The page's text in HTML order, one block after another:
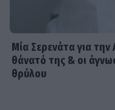
Μία Σερενάτα για
θάνατό της & οι
θρύλου